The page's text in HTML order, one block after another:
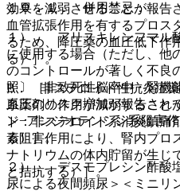
効果を減弱させることが報告
血管拡張作用を有するプロス
るため、降圧薬の血圧低下作
る）］。
B． 非ステロイド性抗炎症
系薬剤の作用が減弱すること
ド：非ステロイド系消炎鎮痛
素阻害作用により、腎内プロ
ナトリウムの体内貯留が生じ
と拮抗する）］。
１０．１． 併用禁忌：
１）． アリスキレンフマル
に使用する場合（ただし、他
のコントロールが著しく不良
照〕［非致死性脳卒中・腎機
血圧のリスク増加が報告され
ン−アンジオテンシン系阻害
る）］。
２）． デスモプレシン酢酸
尿による夜間頻尿＞＜ミニリ